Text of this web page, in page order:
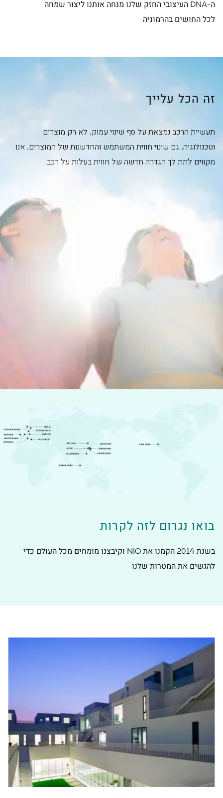
ה-DNA העיצובי החזק שלנו מנחה אותנו ליצור שמחה
לכל החושים בהרמוניה
זה הכל עלייך
תעשיית הרכב נמצאת על סף שינוי עמוק, לא רק מוצרים
וטכנולוגיה, גם שינוי חווית המשתמש והחדשנות של המוצרים. אנו
מקווים לתת לך הגדרה חדשה של חווית בעלות על רכב
בואו נגרום לזה לקרות
בשנת 2014 הקמנו את NIO וקיבצנו מומחים מכל העולם כדי
להגשים את המטרות שלנו